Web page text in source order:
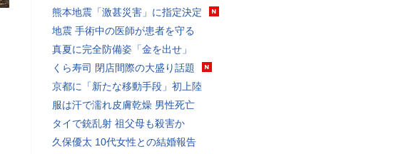
熊本地震「激甚災害」に指定決定
地震 手術中の医師が患者を守る
真夏に完全防備姿「金を出せ」
くら寿司 閉店間際の大盛り話題
京都に「新たな移動手段」初上陸
服は汗で濡れ皮膚乾燥 男性死亡
タイで銃乱射 祖父母も殺害か
久保優太 10代女性との結婚報告